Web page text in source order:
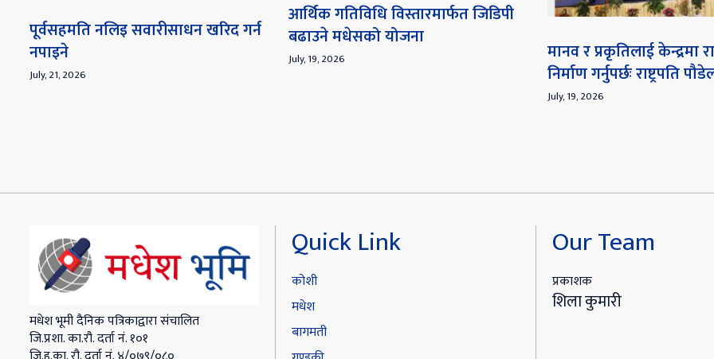
पूर्वसहमति नलिइ सवारीसाधन खरिद गर्न
नपाइने
July, 21, 2026
आर्थिक गतिविधि विस्तारमार्फत जिडिपी
बढाउने मधेसको योजना
July, 19, 2026
मानव र प्रकृतिलाई केन्द्रमा
निर्माण गर्नुपर्छः राष्ट्रपति
July, 19, 2026
मधेश भूमी दैनिक पत्रिकाद्वारा संचालित
जि.प्रशा. का.रौ. दर्ता नं. १०१
Quick Link
कोशी
मधेश
बागमती
Our Team
प्रकाशक
शिला कुमारी